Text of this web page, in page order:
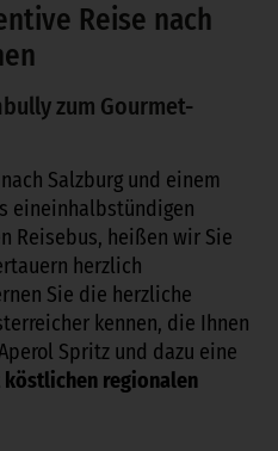
Reise nach
zum Gourmet-
Salzburg und einem
eineinhalbstündigen
Reisebus, heißen wir Sie
herzlich
Sie die herzliche
kennen, die Ihnen
Spritz und dazu eine
regionalen